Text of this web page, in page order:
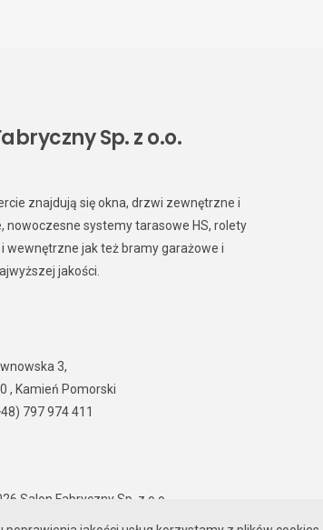
Sp. z o.o.
znajdują się okna, drzwi zewnętrzne i
nowoczesne systemy tarasowe HS, rolety
wewnętrzne jak też bramy garażowe i
jakości.
3,
, Kamień Pomorski
797 974 411
Salon Fabryczny Sp. z o.o.